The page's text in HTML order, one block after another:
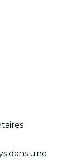
:
dans une